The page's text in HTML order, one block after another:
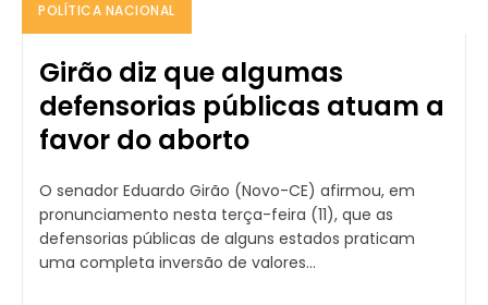
POLÍTICA NACIONAL
Girão diz que algumas
defensorias públicas atuam a
favor do aborto
O senador Eduardo Girão (Novo-CE) afirmou, em
pronunciamento nesta terça-feira (11), que as
defensorias públicas de alguns estados praticam
uma completa inversão de valores...